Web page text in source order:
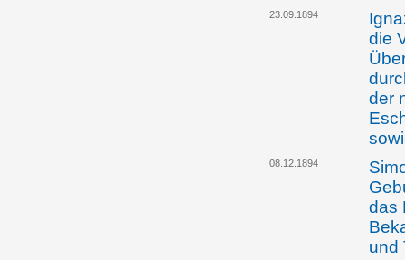
23.09.1894
die
der
08.12.1894
das
und